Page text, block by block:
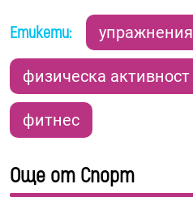
Етикети: упражнения
физическа активност
фитнес
Още от Спорт